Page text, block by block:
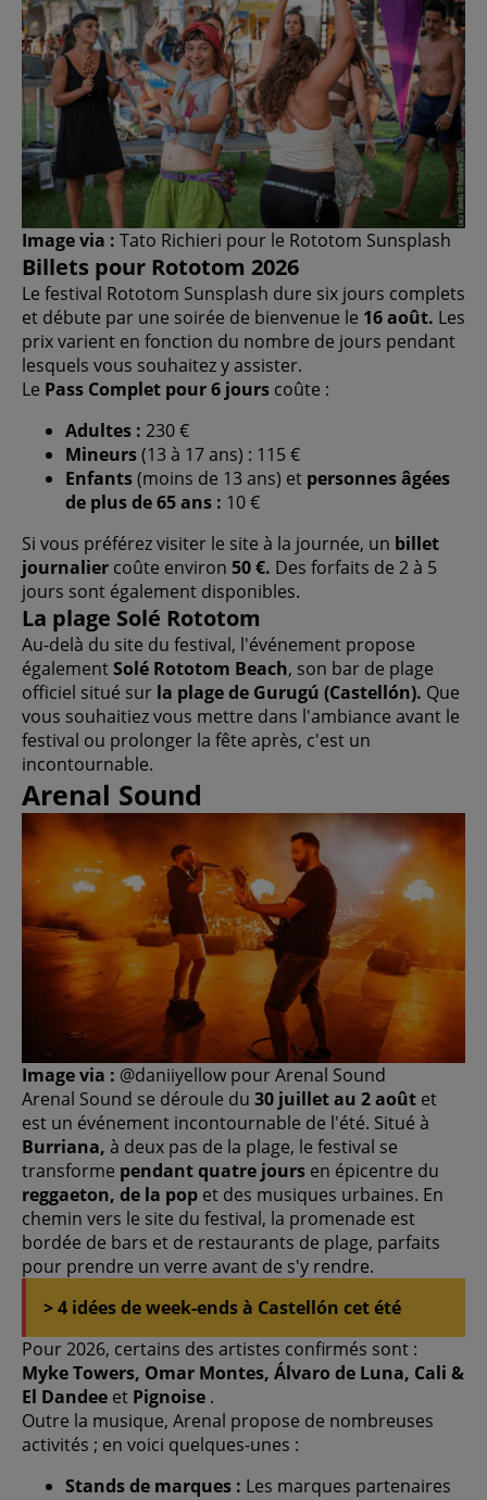
Image via : Tato Richieri pour le Rototom Sunsplash
Billets pour Rototom 2026
Le festival Rototom Sunsplash dure six jours complets
et débute par une soirée de bienvenue le 16 août. Les
prix varient en fonction du nombre de jours pendant
lesquels vous souhaitez y assister.
Le Pass Complet pour 6 jours coûte :
Adultes : 230 €
Mineurs(13 à 17 ans) : 115 €
Enfants(moins de 13 ans) et personnes âgées
de plus de 65 ans : 10 €
Si vous préférez visiter le site à la journée, un billet
journalier coûte environ 50 €. Des forfaits de 2 à 5
jours sont également disponibles.
La plage Solé Rototom
Au-delà du site du festival, l'événement propose
égalementSolé Rototom Beach, son bar de plage
officiel situé sur la plage de Gurugú (Castellón). Que
vous souhaitiez vous mettre dans l'ambiance avant le
festival ou prolonger la fête après, c'est un
incontournable.
Arenal Sound
Image via : @daniiyellow pour Arenal Sound
Arenal Sound se déroule du 30 juillet au 2 août et
est un événement incontournable de l'été. Situé à
Burriana, à deux pas de la plage, le festival se
transforme pendant quatre jours en épicentre du
reggaeton, de la pop et des musiques urbaines. En
chemin vers le site du festival, la promenade est
bordée de bars et de restaurants de plage, parfaits
pour prendre un verre avant de s'y rendre.
> 4 idées de week-ends à Castellón cet été
Pour 2026, certains des artistes confirmés sont :
Myke Towers, Omar Montes, Álvaro de Luna, Cali &
El Dandee et Pignoise .
Outre la musique, Arenal propose de nombreuses
activités ; en voici quelques-unes :
Stands de marques : Les marques partenaires